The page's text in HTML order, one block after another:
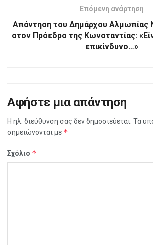
Επόμενη ανάρτηση
Απάντηση του Δημάρχου Αλμωπίας
στον Πρόεδρο της Κωνσταντίας:
επικίνδυνο…»
Αφήστε μια απάντηση
Η ηλ. διεύθυνση σας δεν δημοσιεύεται. Τα
σημειώνονται με *
Σχόλιο *